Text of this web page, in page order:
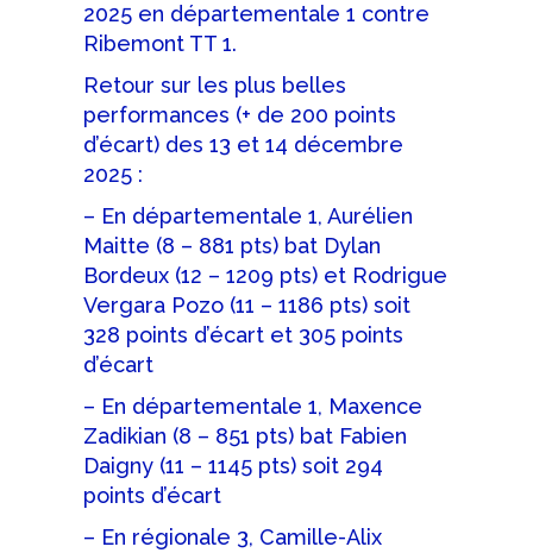
2025 en départementale 1 contre
Ribemont TT 1.
Retour sur les plus belles
performances (+ de 200 points
d’écart) des 13 et 14 décembre
2025 :
– En départementale 1, Aurélien
Maitte (8 – 881 pts) bat Dylan
Bordeux (12 – 1209 pts) et Rodrigue
Vergara Pozo (11 – 1186 pts) soit
328 points d’écart et 305 points
d’écart
– En départementale 1, Maxence
Zadikian (8 – 851 pts) bat Fabien
Daigny (11 – 1145 pts) soit 294
points d’écart
– En régionale 3, Camille-Alix